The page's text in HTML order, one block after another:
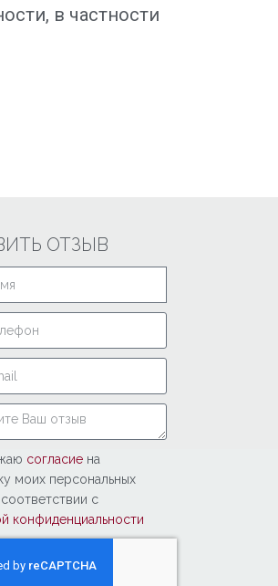
в частности
ОТЗЫВ
согласие на
моих персональных
с
конфиденциальности